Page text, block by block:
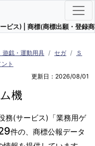
ビス) | 商標(商標出願・登録
遊戯・運動用具 セガ
Ｓ
ト
更新日：2026/08/01
機
務(サービス)「業務用ゲ
件の、商標公報データ